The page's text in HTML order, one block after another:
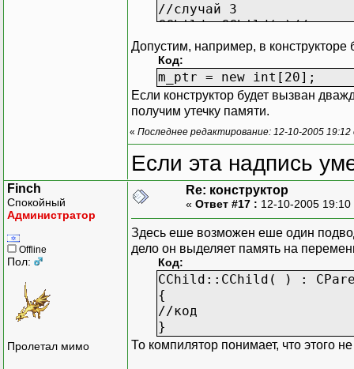
//случай 3
CChild::CChild( )//здесь
{
//код
}
Допустим, например, в
Код:
m_ptr = new int[20];
Если конструктор будет вызван
получим утечку памяти.
« Последнее редактирование: 12-10-2005
Если эта надпись
Finch
Спокойный
Администратор
Offline
Пол:
Пролетал мимо
Re: конструктор
« Ответ #17 : 12-10-2005
Здесь еше возможен еше один
дело он выделяет память на
Код:
CChild::CChild( ) :
{
//код
}
То компилятор понимает, что этого